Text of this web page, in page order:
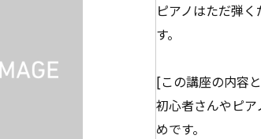
ピアノはただ弾
す。
[この講座の内容
初心者さんやピ
めです。